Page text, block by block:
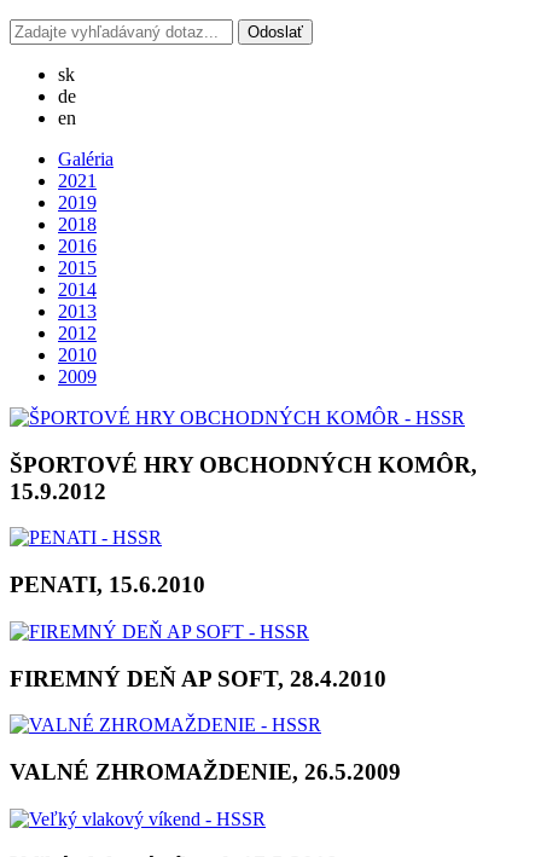
sk
de
en
Galéria
2021
2019
2018
2016
2015
2014
2013
2012
2010
2009
ŠPORTOVÉ HRY OBCHODNÝCH KOMÔR,
15.9.2012
PENATI, 15.6.2010
FIREMNÝ DEŇ AP SOFT, 28.4.2010
VALNÉ ZHROMAŽDENIE, 26.5.2009